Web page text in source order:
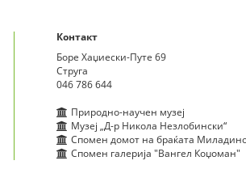
Контакт
Боре Хаџиески-Путе 69
Струга
046 786 644
Природно-научен музеј
Музеј „Д-р Никола Незлобински“
Спомен домот на браќата
Спомен галерија "Вангел Коџоман"